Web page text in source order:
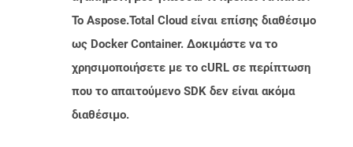
Το Aspose.Total Cloud είναι επίσης διαθέσιμο
ως Docker Container. Δοκιμάστε να το
χρησιμοποιήσετε με το cURL σε περίπτωση
που το απαιτούμενο SDK δεν είναι ακόμα
διαθέσιμο.